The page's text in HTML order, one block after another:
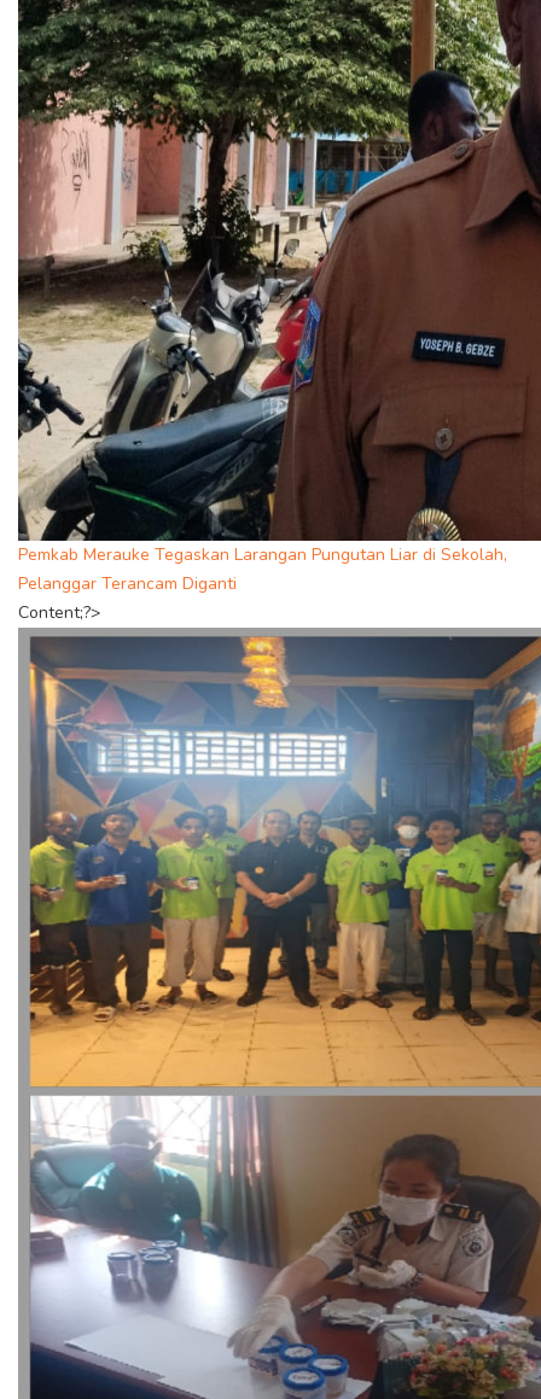
Pemkab Merauke Tegaskan Larangan Pungutan Liar di Sekolah,
Pelanggar Terancam Diganti
Content;?>